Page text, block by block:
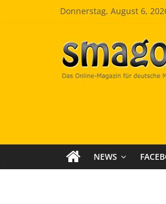
Donnerstag, August 6,
Smago
SchlagerMAGazinOnline
NEWS